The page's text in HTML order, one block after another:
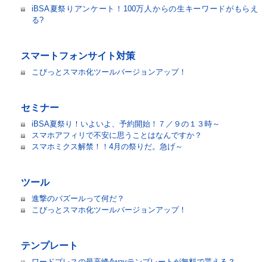
iBSA夏祭りアンケート！100万人からの生キーワードがもらえ
る?
スマートフォンサイト対策
こびっとスマホ化ツールバージョンアップ！
セミナー
iBSA夏祭り！いよいよ、予約開始！７／９の１３時～
スマホアフィリで不安に思うことはなんですか？
スマホミクス解禁！！4月の祭りだ。急げ～
ツール
進撃のバズールって何だ？
こびっとスマホ化ツールバージョンアップ！
テンプレート